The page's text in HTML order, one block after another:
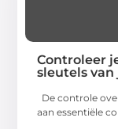
Controleer
sleutels
De controle
aan essentiële